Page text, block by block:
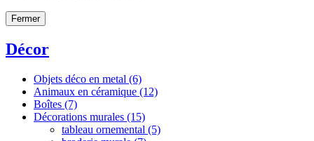
Fermer
Décor
Objets déco en metal (6)
Animaux en céramique (12)
Boîtes (7)
Décorations murales (15)
tableau ornemental (5)